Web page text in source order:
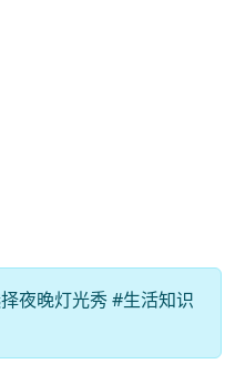
夜晚灯光秀 #生活知识